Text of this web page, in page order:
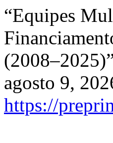
“Equipes
agosto 9,
https://